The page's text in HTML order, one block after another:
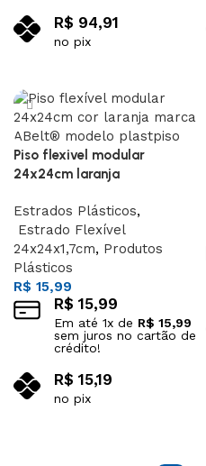
R$ 94,91
no pix
Piso flexivel modular
24x24cm laranja
Estrados Plásticos,
Estrado Flexível
24x24x1,7cm, Produtos
Plásticos
R$ 15,99
R$ 15,99
Em até 1x de R$ 15,99
sem juros no cartão de
crédito!
R$ 15,19
no pix